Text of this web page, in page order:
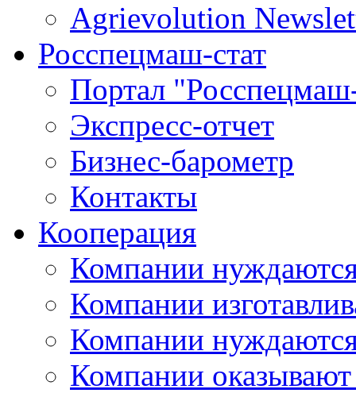
Agrievolution
Росспецмаш-стат
Портал
Экспресс-отчет
Бизнес-барометр
Контакты
Кооперация
Компании
Компании
Компании
Компании оказывают